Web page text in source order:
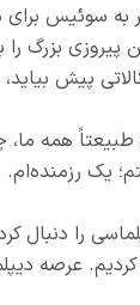
به سوئیس برای
پیروزی بزرگ
پیش
همه ما،
یک رزمنده‌ام.
را دنبال
عرصه